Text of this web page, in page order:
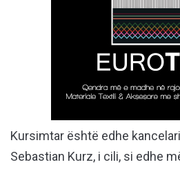
Kursimtar është edhe
Sebastian Kurz, i cili, si edhe